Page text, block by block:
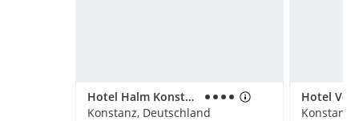
Hotel Halm Konstanz
Konstanz, Deutschland
Hotel
Konstanz,